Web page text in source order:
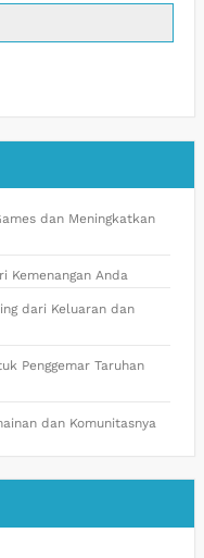
dan Meningkatkan
Kemenangan Anda
dari Keluaran dan
Penggemar Taruhan
dan Komunitasnya